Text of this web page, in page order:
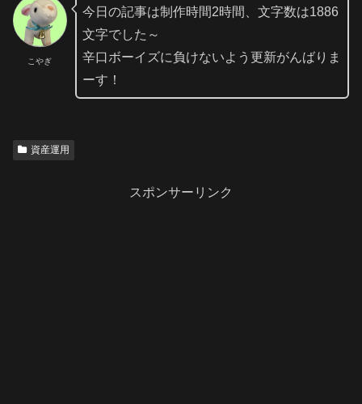
こやぎ
今日の記事は制作時間2時間、文字数は1886
文字でした～
辛口ボーイズに負けないよう更新がんばりま
ーす！
資産運用
スポンサーリンク